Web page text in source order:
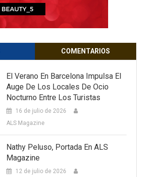
COMENTARIOS
El Verano En Barcelona Impulsa El
Auge De Los Locales De Ocio
Nocturno Entre Los Turistas
16 de julio de 2026
ALS Magazine
Nathy Peluso, Portada En ALS
Magazine
12 de julio de 2026